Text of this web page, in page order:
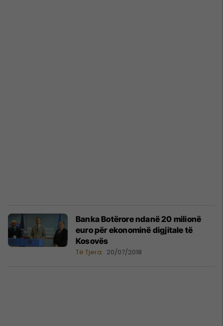
Banka Botërore ndanë 20 milionë
euro për ekonominë digjitale të
Kosovës
Të Tjera 20/07/2018